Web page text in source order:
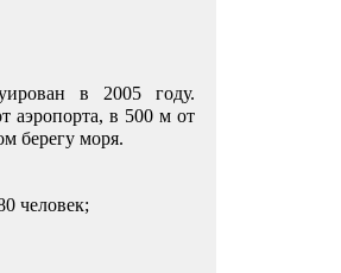
в 2005 году.
аэропорта, в 500 м от
берегу моря.
человек;